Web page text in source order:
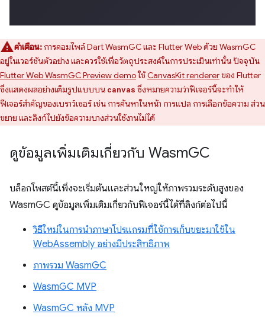
คำเตือน: การคอมไพล์ Dart WasmGC และ Flutter Web ด้วย WasmGC
อยู่ในเวอร์ชันตัวอย่าง และควรใช้เพื่อวัตถุประสงค์ในการประเมินเท่านั้น ปัจจุบัน
Flutter Web WasmGC Preview demoใช้CanvasKit rendererของ Flutter
ซึ่งแสดงผลอย่างเต็มรูปแบบบน canvas ซึ่งหมายความว่าฟีเจอร์นี้จะทำให้
ฟีเจอร์สำคัญของเบราว์เซอร์ เช่น การค้นหาในหน้า การแปล การเลือกข้อความ ส่วน
ขยาย และลิงก์ไปยังข้อความบางส่วนใช้งานไม่ได้
ดูข้อมูลเพิ่มเติมเกี่ยวกับ WasmGC
บล็อกโพสต์นี้เพิ่งจะเริ่มต้นและส่วนใหญ่ให้ภาพรวมระดับสูงของ
WasmGC ดูข้อมูลเพิ่มเติมเกี่ยวกับฟีเจอร์นี้ได้ที่ลิงก์ต่อไปนี้
วิธีใหม่ในการนำภาษาโปรแกรมที่ใช้การเก็บขยะมาใช้ใน
WebAssembly อย่างมีประสิทธิภาพ
ภาพรวม WasmGC
WasmGC MVP
WasmGC หลัง MVP